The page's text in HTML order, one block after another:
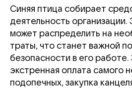
Синяя птица собирает
деятельность
может распределить на
траты, что станет важной
безопасности в его
экстренная оплата самого
подопечных, закупка